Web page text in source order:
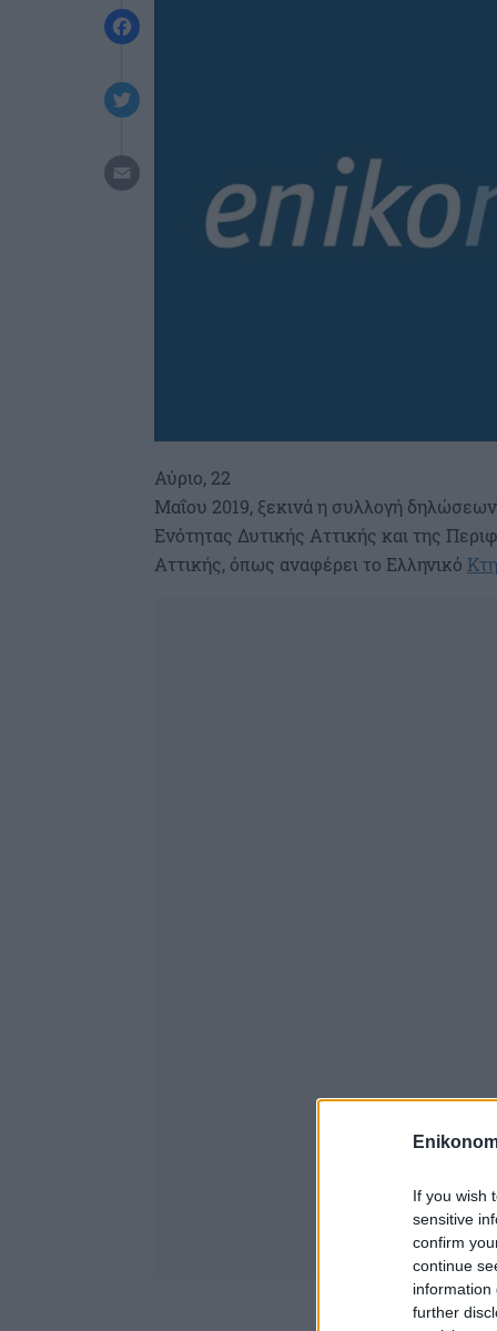
If you wish
sensitive
confirm
continue
information
further
Αύριο, 22
Μαΐου 2019, ξεκινά η συλλογή
Ενότητας Δυτικής Αττικής και της
Αττικής, όπως αναφέρει το Ελληνικό